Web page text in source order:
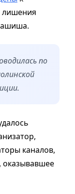
лишения
по
каналов,
оказывавшее